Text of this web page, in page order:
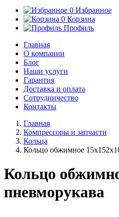
0 Избранное
0 Корзина
Профиль
Главная
О компании
Блог
Наши услуги
Гарантия
Доставка и оплата
Сотрудничество
Контакты
Главная
Компрессоры и запчасти
Кольца
Кольцо обжимное
Кольцо
пневморукава